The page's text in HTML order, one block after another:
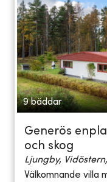
9 bäddar
Generös
och skog
Ljungby,
Välkomnande villa